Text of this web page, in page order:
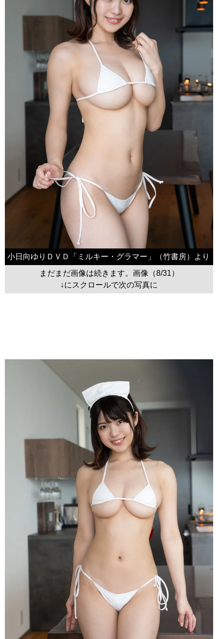
小日向ゆりＤＶＤ「ミルキー・グラマー」（竹書房）より
まだまだ画像は続きます。画像（8/31）
↓にスクロールで次の写真に